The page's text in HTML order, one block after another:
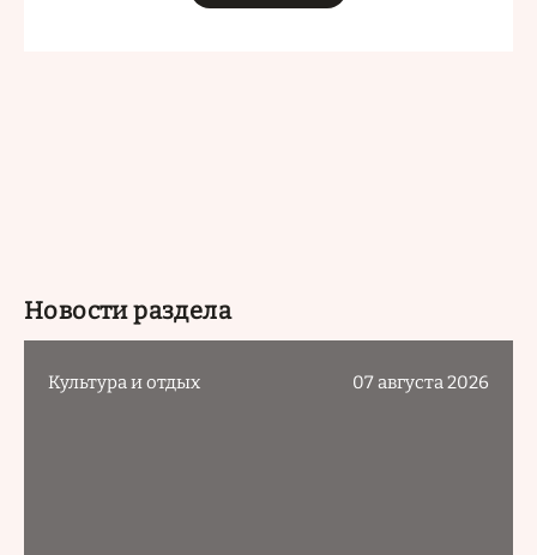
Новости раздела
Культура и отдых 07 августа 2026